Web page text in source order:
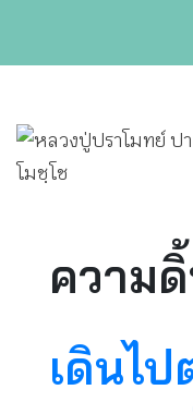
ความ
เดินไ